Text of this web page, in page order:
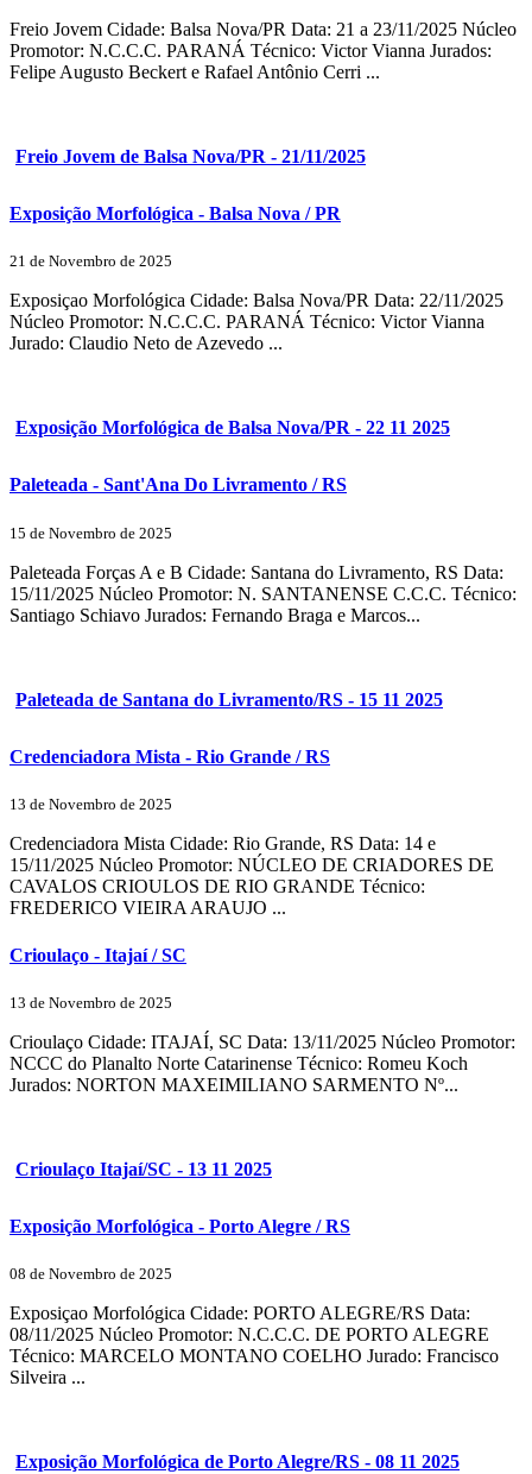
Freio Jovem Cidade: Balsa Nova/PR Data: 21 a 23/11/2025 Núcleo
Promotor: N.C.C.C. PARANÁ Técnico: Victor Vianna Jurados:
Felipe Augusto Beckert e Rafael Antônio Cerri ...
Freio Jovem de Balsa Nova/PR - 21/11/2025
Exposição Morfológica - Balsa Nova / PR
21 de Novembro de 2025
Exposiçao Morfológica Cidade: Balsa Nova/PR Data: 22/11/2025
Núcleo Promotor: N.C.C.C. PARANÁ Técnico: Victor Vianna
Jurado: Claudio Neto de Azevedo ...
Exposição Morfológica de Balsa Nova/PR - 22 11 2025
Paleteada - Sant'Ana Do Livramento / RS
15 de Novembro de 2025
Paleteada Forças A e B Cidade: Santana do Livramento, RS Data:
15/11/2025 Núcleo Promotor: N. SANTANENSE C.C.C. Técnico:
Santiago Schiavo Jurados: Fernando Braga e Marcos...
Paleteada de Santana do Livramento/RS - 15 11 2025
Credenciadora Mista - Rio Grande / RS
13 de Novembro de 2025
Credenciadora Mista Cidade: Rio Grande, RS Data: 14 e
15/11/2025 Núcleo Promotor: NÚCLEO DE CRIADORES DE
CAVALOS CRIOULOS DE RIO GRANDE Técnico:
FREDERICO VIEIRA ARAUJO ...
Crioulaço - Itajaí / SC
13 de Novembro de 2025
Crioulaço Cidade: ITAJAÍ, SC Data: 13/11/2025 Núcleo Promotor:
NCCC do Planalto Norte Catarinense Técnico: Romeu Koch
Jurados: NORTON MAXEIMILIANO SARMENTO Nº...
Crioulaço Itajaí/SC - 13 11 2025
Exposição Morfológica - Porto Alegre / RS
08 de Novembro de 2025
Exposiçao Morfológica Cidade: PORTO ALEGRE/RS Data:
08/11/2025 Núcleo Promotor: N.C.C.C. DE PORTO ALEGRE
Técnico: MARCELO MONTANO COELHO Jurado: Francisco
Silveira ...
Exposição Morfológica de Porto Alegre/RS - 08 11 2025